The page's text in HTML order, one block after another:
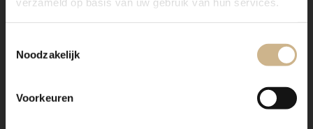
Noodzakelijk
Voorkeuren